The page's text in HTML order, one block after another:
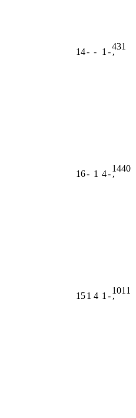
14- - 1 -
431
ʼ
16- 1 4-
1440
ʼ
151 4 1 -
1011
ʼ